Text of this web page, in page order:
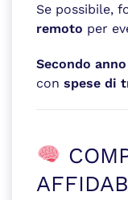
Se possibile,
remoto per
Secondo anno
con spese di